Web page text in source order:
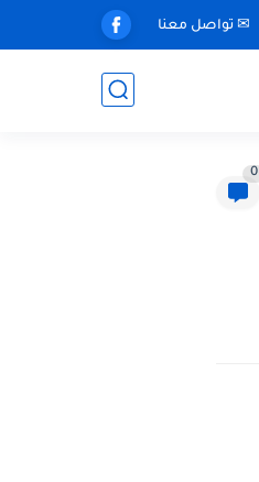
✉ تواصل معنا
0